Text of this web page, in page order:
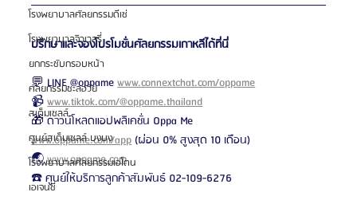
โรงพยาบาลศัลยกรรมดีเซ่
โรงพยาบาลจิวเวลรี่
ยกกระชับกรอบหน้า
ศัลยกรรมชะลอวัย
สเต็มเซลล์
ศูนย์สเต็มเซลล์ บงบง
โรงพยาบาลศัลยกรรมเอโตน
เอเจนซี่
ปรึกษาและจองโปรโมชั่นศัลยกรรมเกาหลีได้ที่นี่
💬 LINE @oppame www.connextchat.com/oppame
📹 www.tiktok.com/@oppame.thailand
🎁 ดาวน์โหลดแอปพลิเคชั่น Oppa Me
www.oppame.com/app (ผ่อน 0% สูงสุด 10 เดือน)
🌏 www.oppame.com
☎️ ศูนย์ให้บริการลูกค้าสัมพันธ์ 02-109-6276